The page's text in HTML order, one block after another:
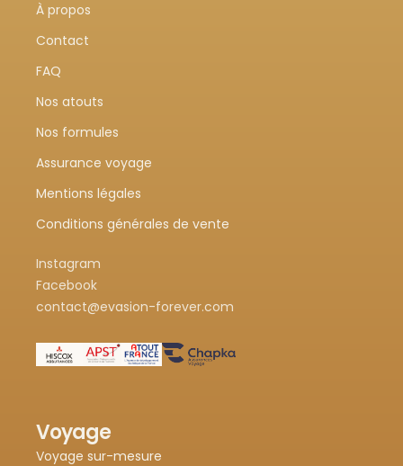
À propos
Contact
FAQ
Nos atouts
Nos formules
Assurance voyage
Mentions légales
Conditions générales de vente
Instagram
Facebook
contact@evasion-forever.com
Voyage
Voyage sur-mesure